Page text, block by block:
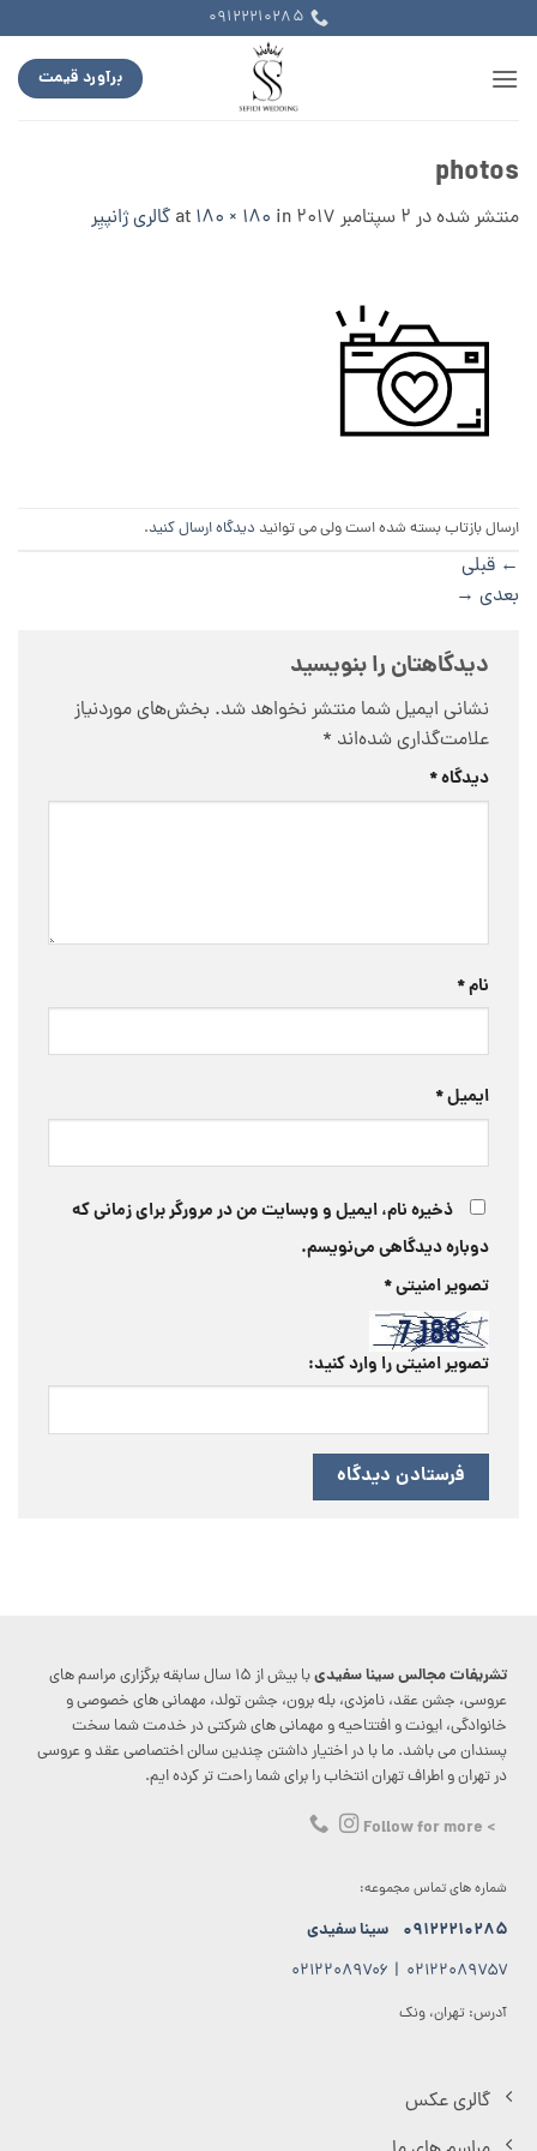
to
content
09122210285
برآورد قیمت
photos
منتشر شده در 2 سپتامبر 2017 180 × 180 in گالری ژانپیِر
ارسال بازتاب بسته شده است ولی می توانید دیدگاه ارسال کنید.
← قبلی
بعدی →
دیدگاهتان را بنویسید
نشانی ایمیل شما منتشر نخواهد شد. بخش‌های موردنیاز
علامت‌گذاری شده‌اند *
دیدگاه*
نام*
ایمیل*
ذخیره نام، ایمیل و وبسایت من در مرورگر برای زمانی که
دوباره دیدگاهی می‌نویسم.
تصویر امنیتی*
تصویر امنیتی را وارد کنید:
تشریفات مجالس سینا سفیدی
با بیش از ۱۵ سال سابقه برگزاری مراسم های
عروسی، جشن عقد، نامزدی، بله برون، جشن تولد، مهمانی های خصوصی و
خانوادگی، ایونت و افتتاحیه و مهمانی های شرکتی در خدمت شما سخت
پسندان می باشد. ما با در اختیار داشتن چندین سالن اختصاصی عقد و عروسی
در تهران و اطراف تهران انتخاب را برای شما راحت تر کرده ایم.
> Follow for more
شماره های تماس مجموعه:
۰۹۱۲۲۲۱۰۲۸۵ سینا سفیدی
۰۲۱۲۲۰۸۹۷۵۷ | ۰۲۱۲۲۰۸۹۷۰۶
آدرس: تهران، ونک
گالری عکس